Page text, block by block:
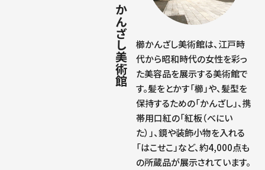
櫛かんざし美術館は、江戸時
代から昭和時代の女性を彩っ
た美容品を展示する美術館で
す。髪をとかす「櫛」や、髪型を
保持するための「かんざし」、携
帯用口紅の「紅板（べにい
た）」、鏡や装飾小物を入れる
「はこせこ」など、約4,000点も
の所蔵品が展示されています。